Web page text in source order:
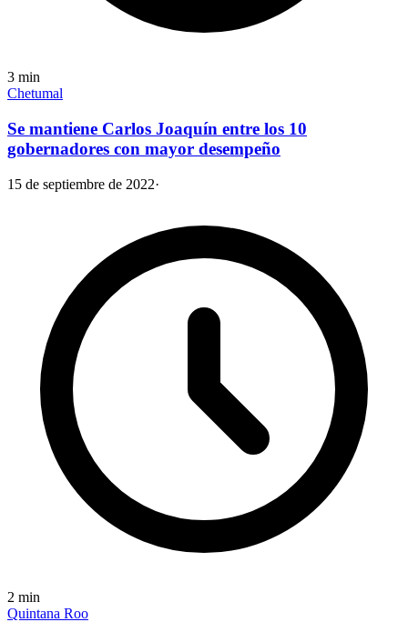
3 min
Chetumal
Se mantiene Carlos Joaquín entre los 10
gobernadores con mayor desempeño
15 de septiembre de 2022·
2 min
Quintana Roo